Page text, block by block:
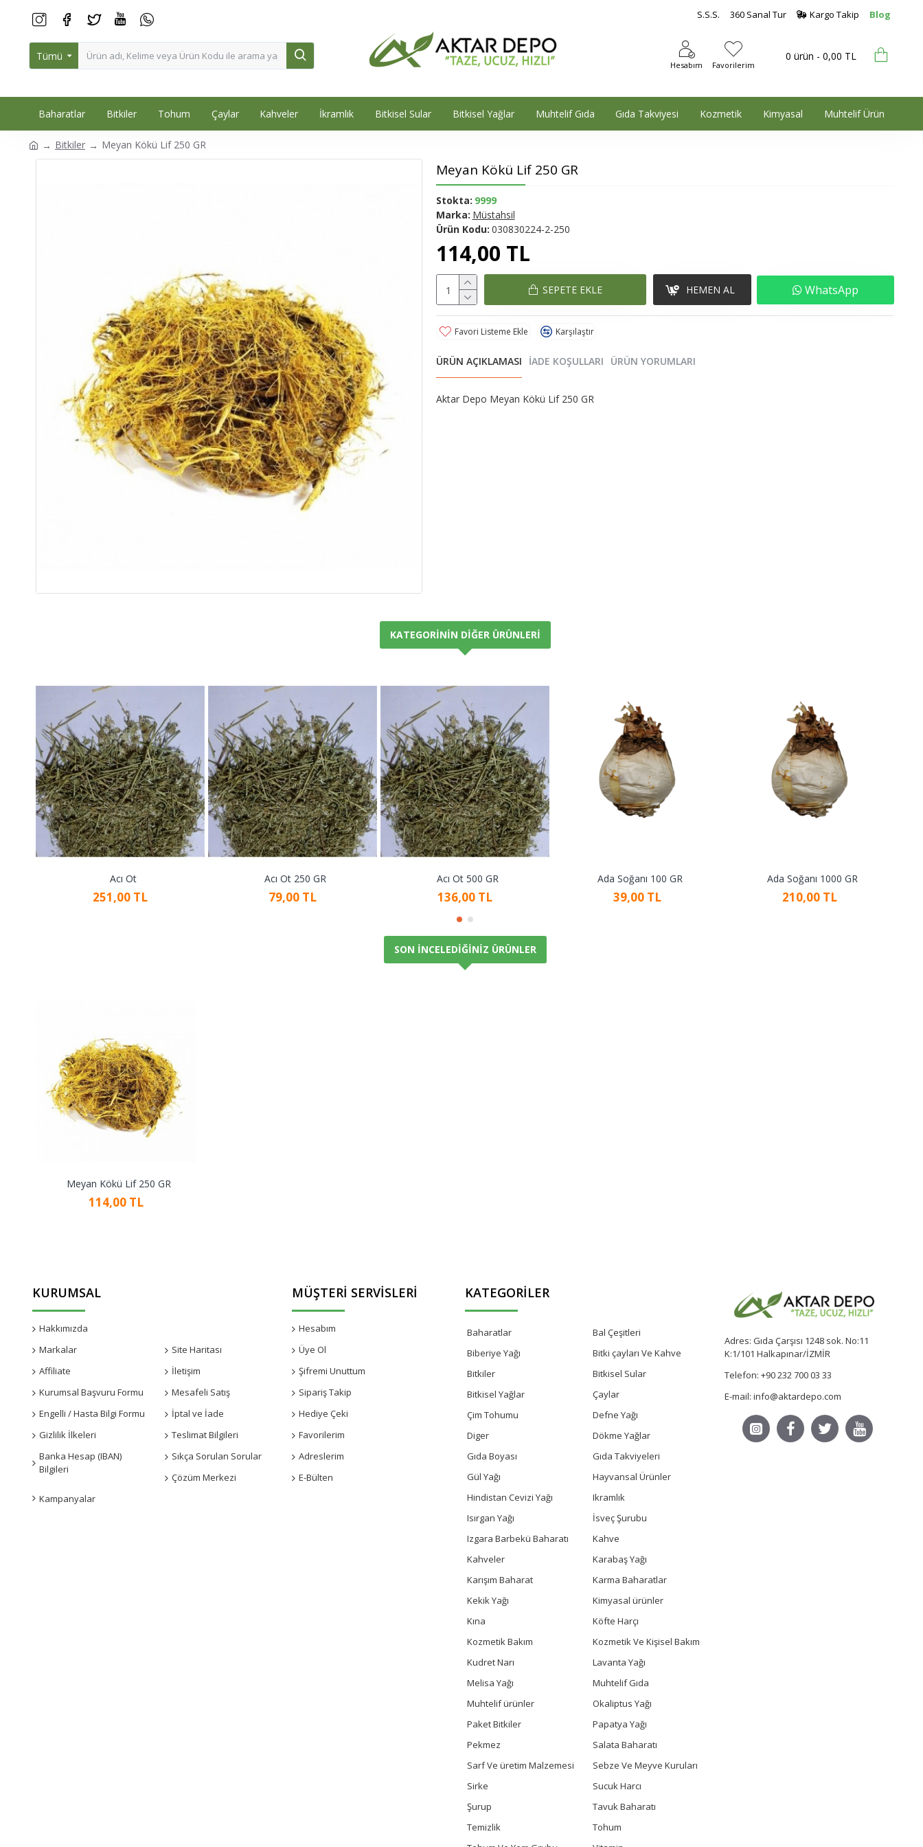
S.S.S. 360 Sanal Tur Kargo Takip Blog
Tümü
Hesabım Favorilerim
0 ürün - 0,00 TL
Baharatlar Bitkiler Tohum Çaylar Kahveler İkramlık Bitkisel Sular Bitkisel Yağlar Muhtelif Gıda Gıda Takviyesi Kozmetik Kimyasal Muhtelif Ürün
Bitkiler Meyan Kökü Lif 250 GR
Meyan Kökü Lif 250 GR
114,00 TL
Stokta: 9999
Marka: Müstahsil
Ürün Kodu: 030830224-2-250
SEPETE EKLE HEMEN AL WhatsApp
Favori Listeme Ekle Karşılaştır
ÜRÜN AÇIKLAMASI İADE KOŞULLARI ÜRÜN YORUMLARI
Aktar Depo Meyan Kökü Lif 250 GR
KATEGORININ DIĞER ÜRÜNLERI
Acı Ot
251,00 TL
Acı Ot 250 GR
79,00 TL
Acı Ot 500 GR
136,00 TL
Ada Soğanı 100 GR
39,00 TL
Ada Soğanı 1000 GR
210,00 TL
SON İNCELEDIĞINIZ ÜRÜNLER
Meyan Kökü Lif 250 GR
114,00 TL
KURUMSAL
Hakkımızda
Markalar
Affiliate
Kurumsal Başvuru Formu
Engelli / Hasta Bilgi Formu
Gizlilik İlkeleri
Banka Hesap (IBAN)
Bilgileri
Site Haritası
İletişim
Mesafeli Satış
İptal ve İade
Teslimat Bilgileri
Sıkça Sorulan Sorular
Çözüm Merkezi
MÜŞTERI SERVISLERI
Hesabım
Üye Ol
Şifremi Unuttum
Sipariş Takip
Hediye Çeki
Favorilerim
Adreslerim
E-Bülten
KATEGORILER
Baharatlar
Bal Çeşitleri
Biberiye Yağı
Bitki çayları Ve Kahve
Bitkiler
Bitkisel Sular
Bitkisel Yağlar
Çaylar
Çim Tohumu
Defne Yağı
Diger
Dökme Yağlar
Gıda Boyası
Gıda Takviyeleri
Gül Yağı
Hayvansal Ürünler
Hindistan Cevizi Yağı
Ikramlık
Isırgan Yağı
İsveç Şurubu
Izgara Barbekü Baharatı
Kahve
Kahveler
Karabaş Yağı
Karışım Baharat
Karma Baharatlar
Kekik Yağı
Kimyasal ürünler
Kına
Köfte Harçı
Kozmetik Bakım
Kozmetik Ve Kişisel Bakım
Kudret Narı
Lavanta Yağı
Melisa Yağı
Muhtelif Gıda
Muhtelif ürünler
Okaliptus Yağı
Paket Bitkiler
Papatya Yağı
Pekmez
Salata Baharatı
Sarf Ve üretim Malzemesi
Sebze Ve Meyve Kuruları
Sirke
Sucuk Harcı
Şurup
Tavuk Baharatı
Temizlik
Tohum
Adres: Gıda Çarşısı 1248 sok. No:11
K:1/101 Halkapınar/İZMİR
Telefon: +90 232 700 03 33
E-mail: info@aktardepo.com